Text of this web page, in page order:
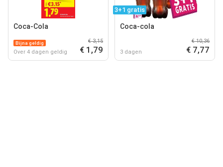
Coca-Cola
Bijna geldig
Over 4 dagen geldig
€ 3,15
€ 1,79
3+1 gratis
Coca-cola
3 dagen
€ 10,36
€ 7,77